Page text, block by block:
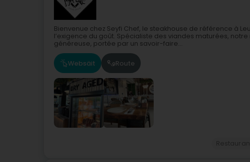
Bienvenue chez Seyfi Chef, le steakhouse de référence à
l’exigence du goût. Spécialiste des viandes maturées,
généreuse, portée par un savoir-faire...
Websäit Route